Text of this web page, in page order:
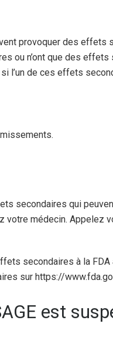
provoquer des effets
ou n’ont que des
l’un de ces effets
secondaires qui
votre médecin. Appelez
secondaires à la
sur https://
est